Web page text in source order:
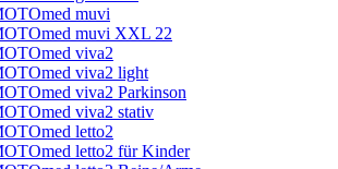
muvi
muvi XXL 22
viva2
viva2 light
viva2 Parkinson
viva2 stativ
letto2
letto2 für Kinder